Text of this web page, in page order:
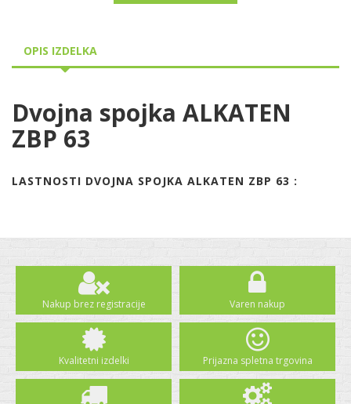
OPIS IZDELKA
Dvojna spojka ALKATEN
ZBP 63
LASTNOSTI DVOJNA SPOJKA ALKATEN ZBP 63 :
Nakup brez registracije Varen nakup
Kvalitetni izdelki Prijazna spletna trgovina